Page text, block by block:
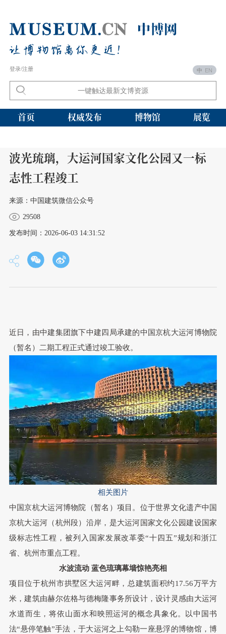
登录/注册 中 EN
首页 权威发布 博物馆 展览
波光琉璃，大运河国家文化公园又一标
志性工程竣工
来源：中国建筑微信公众号
29508
发布时间：2026-06-03 14:31:52
近日，由中建集团旗下中建四局承建的中国京杭大运河博物院
（暂名）二期工程正式通过竣工验收。
相关图片
中国京杭大运河博物院（暂名）项目 。 位于世界文化遗产中国
京杭大运河（杭州段）沿岸 ， 是大运河国家文化公园建设国家
级标志性工程 ，被列入国家发展改革委“十四五”规划和浙江
省、杭州市重点工程。
水波流动 蓝色琉璃幕墙惊艳亮相
项目位于杭州市拱墅区大运河畔 ，总建筑面积约17.56万平方
米 ，建筑由赫尔佐格与德梅隆事务所设计，设计灵感由大运河
水道而生 ，将依山面水和映照运河的概念具象化。 以中国书
法“悬停笔触”手法 ， 于大运河之上勾勒一座悬浮的博物馆，博